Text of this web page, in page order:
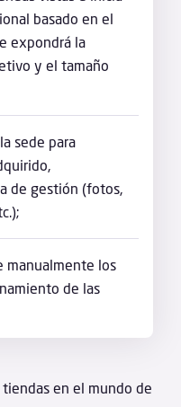
basado en el
expondrá la
y el tamaño
sede para
de gestión (fotos,
manualmente los
de las
en el mundo de